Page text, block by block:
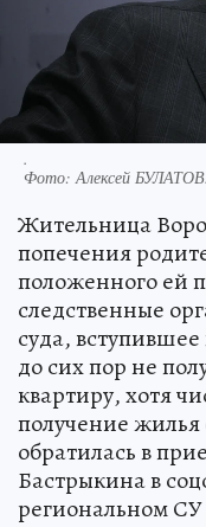
.
Фото:Алексей БУЛАТОВ.
Жительница
попечения
положенного ей
следственные
суда,
до сих пор не
квартиру, хотя
получение жилья
обратилась в
Бастрыкина в
региональном